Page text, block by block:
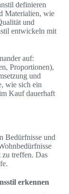
definieren
Materialien, wie
und
entwickeln mit
auf:
Proportionen),
und
wie sich ein
Kauf dauerhaft
Bedürfnisse und
zu treffen. Das
erkennen